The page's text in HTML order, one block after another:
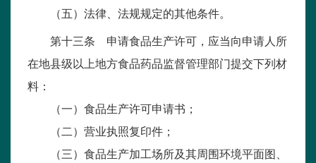
（五）法律、法规规定的其他条件。
第十三条 申请食品生产许可，应当向申请人所
在地县级以上地方食品药品监督管理部门提交下列材
料：
（一）食品生产许可申请书；
（二）营业执照复印件；
（三）食品生产加工场所及其周围环境平面图、